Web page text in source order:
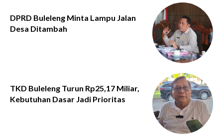
DPRD Buleleng Minta Lampu Jalan
Desa Ditambah
TKD Buleleng Turun Rp25,17 Miliar,
Kebutuhan Dasar Jadi Prioritas